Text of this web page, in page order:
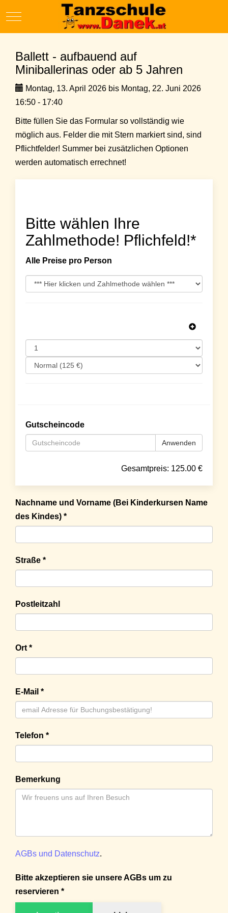
Mobile Menu Toggle
Ballett - aufbauend auf
Miniballerinas oder ab 5 Jahren
Montag, 13. April 2026 bis Montag, 22. Juni 2026
16:50 - 17:40
Bitte füllen Sie das Formular so vollständig wie
möglich aus. Felder die mit Stern markiert sind, sind
Pflichtfelder! Summer bei zusätzlichen Optionen
werden automatisch errechnet!
Bitte wählen Ihre
Zahlmethode! Pflichfeld!*
Alle Preise pro Person
Gutscheincode
Anwenden
Gesamtpreis: 125.00 €
Nachname und Vorname (Bei Kinderkursen Name
des Kindes) *
Straße *
Postleitzahl
Ort *
E-Mail *
Telefon *
Bemerkung
AGBs und Datenschutz.
Bitte akzeptieren sie unsere AGBs um zu
reservieren *